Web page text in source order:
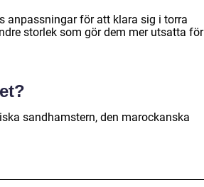
anpassningar för att klara sig i torra
storlek som gör dem mer utsatta för
sandhamstern, den marockanska